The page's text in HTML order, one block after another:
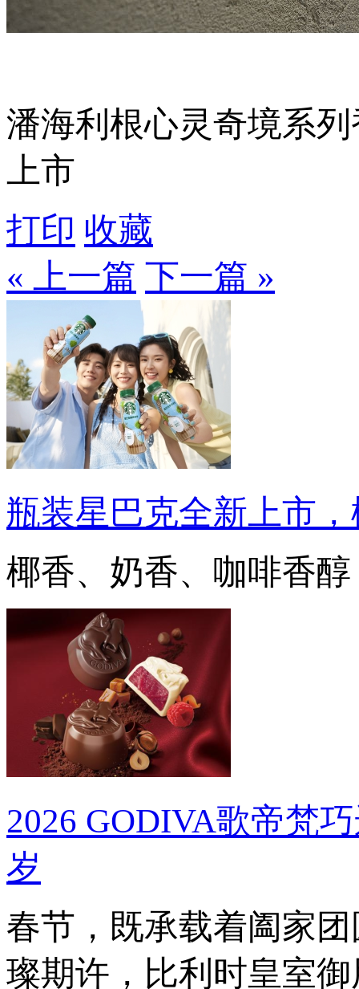
潘海利根心灵奇境系
上市
打印 收藏
« 上一篇 下一篇 »
瓶装星巴克全新上市
椰香、奶香、咖啡香
2026 GODIVA歌帝梵
岁
春节，既承载着阖家
璨期许，比利时皇室